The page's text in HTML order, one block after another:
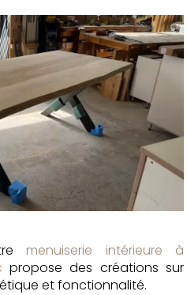
menuiserie intérieure à
propose des créations sur
et fonctionnalité.